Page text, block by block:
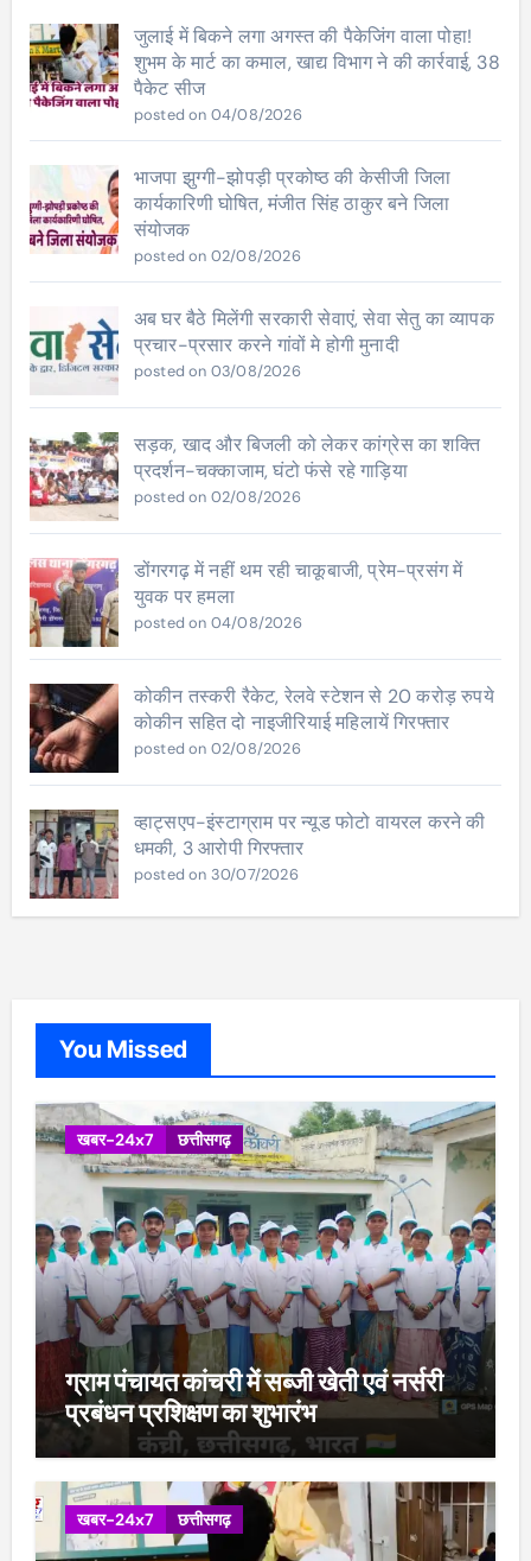
जुलाई में बिकने लगा अगस्त की पैकेजिंग वाला पोहा!
शुभम के मार्ट का कमाल, खाद्य विभाग ने की कार्रवाई, 38
पैकेट सीज
posted on 04/08/2026
भाजपा झुग्गी-झोपड़ी प्रकोष्ठ की केसीजी जिला
कार्यकारिणी घोषित, मंजीत सिंह ठाकुर बने जिला
संयोजक
posted on 02/08/2026
अब घर बैठे मिलेंगी सरकारी सेवाएं, सेवा सेतु का व्यापक
प्रचार-प्रसार करने गांवों मे होगी मुनादी
posted on 03/08/2026
सड़क, खाद और बिजली को लेकर कांग्रेस का शक्ति
प्रदर्शन-चक्काजाम, घंटो फंसे रहे गाड़िया
posted on 02/08/2026
डोंगरगढ़ में नहीं थम रही चाकूबाजी, प्रेम-प्रसंग में
युवक पर हमला
posted on 04/08/2026
कोकीन तस्करी रैकेट, रेलवे स्टेशन से 20 करोड़ रुपये
कोकीन सहित दो नाइजीरियाई महिलायें गिरफ्तार
posted on 02/08/2026
व्हाट्सएप-इंस्टाग्राम पर न्यूड फोटो वायरल करने की
धमकी, 3 आरोपी गिरफ्तार
posted on 30/07/2026
You Missed
खबर-24x7 छत्तीसगढ़
ग्राम पंचायत कांचरी में सब्जी खेती एवं नर्सरी
प्रबंधन प्रशिक्षण का शुभारंभ
खबर-24x7 छत्तीसगढ़